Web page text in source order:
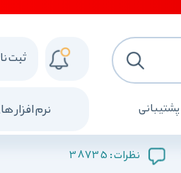
پشتیبانی نرم افزار
ثبت
نظرات : 38735